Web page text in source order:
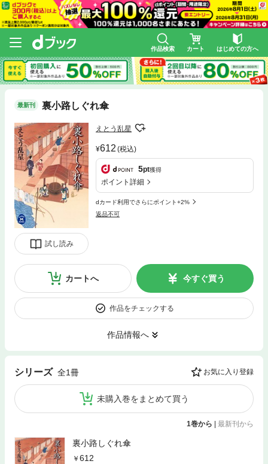
作品検索 カート はじめての方へ
最新刊 裏小路しぐれ傘
試し読み
えとう乱星
612 (税込)
5pt獲得
ポイント詳細
dカード利用でさらにポイント+2%
返品不可
カートへ 今すぐ買う
作品をチェックする
作品情報へ
シリーズ 全1冊 お気に入り登録
未購入巻をまとめて買う
1巻から | 最新刊から
裏小路しぐれ傘
612